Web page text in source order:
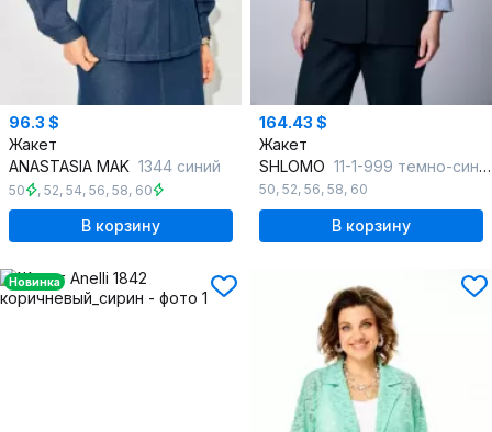
96.3 $
Жакет
ANASTASIA MAK 1344 синий
50 , 52, 54, 56, 58, 60
В корзину
164.43 $
Жакет
SHLOMO 11-1-999 темно-синий
50, 52, 56, 58, 60
В корзину
Новинка